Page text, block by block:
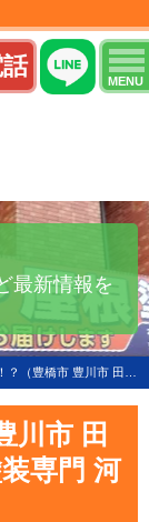
MENU
最新情報を
田原市 蒲郡市 屋根・外壁 塗装専門 河合塗装工業）
川市 田
専門 河